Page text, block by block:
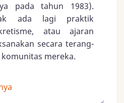
pada tahun 1983).
ada lagi praktik
atau ajaran
secara terang-
mereka.